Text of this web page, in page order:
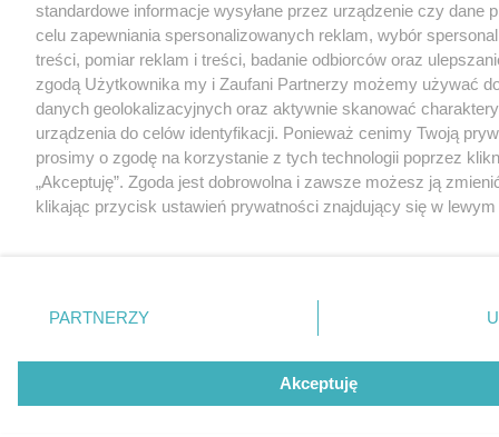
standardowe informacje wysyłane przez urządzenie czy dane
celu zapewniania spersonalizowanych reklam, wybór
treści, pomiar reklam i treści, badanie odbiorców oraz
zgodą Użytkownika my i Zaufani Partnerzy możemy używać
danych geolokalizacyjnych oraz aktywnie skanować
urządzenia do celów identyfikacji. Ponieważ cenimy Twoją
prosimy o zgodę na korzystanie z tych technologii poprzez
„Akceptuję”. Zgoda jest dobrowolna i zawsze możesz ją
klikając przycisk ustawień prywatności znajdujący się w
Zapoznaj się z poniższymi informacjami, abyś mógł
oraz po kliknięciu w „Ustawienia”.
PARTNERZY
Akceptuję